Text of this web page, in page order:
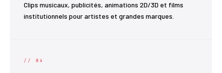
Clips musicaux, publicités, animations 2D/3D et films
institutionnels pour artistes et grandes marques.
// 04